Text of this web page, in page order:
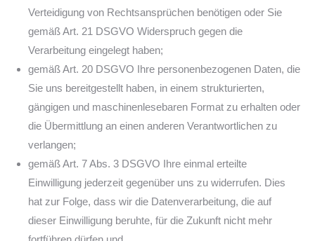
Verteidigung von Rechtsansprüchen benötigen oder Sie
gemäß Art. 21 DSGVO Widerspruch gegen die
Verarbeitung eingelegt haben;
gemäß Art. 20 DSGVO Ihre personenbezogenen Daten, die
Sie uns bereitgestellt haben, in einem strukturierten,
gängigen und maschinenlesebaren Format zu erhalten oder
die Übermittlung an einen anderen Verantwortlichen zu
verlangen;
gemäß Art. 7 Abs. 3 DSGVO Ihre einmal erteilte
Einwilligung jederzeit gegenüber uns zu widerrufen. Dies
hat zur Folge, dass wir die Datenverarbeitung, die auf
dieser Einwilligung beruhte, für die Zukunft nicht mehr